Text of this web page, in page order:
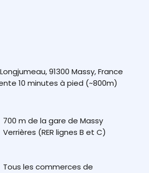
91300 Massy, France
10 minutes à pied (~800m)
700 m de la gare de Massy
Verrières (RER lignes B et C)
Tous les commerces de